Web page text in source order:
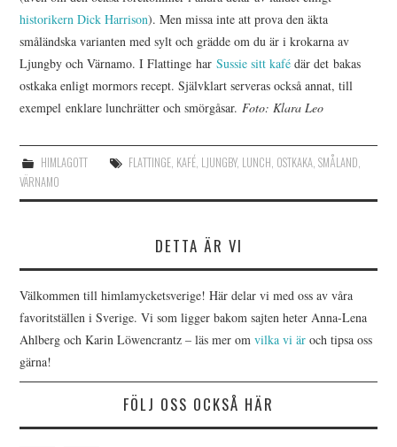
historikern Dick Harrison). Men missa inte att prova den äkta
småländska varianten med sylt och grädde om du är i krokarna av
Ljungby och Värnamo. I Flattinge harSussie sitt kafé där det bakas
ostkaka enligt mormors recept. Självklart serveras också annat, till
exempel enklare lunchrätter och smörgåsar. Foto: Klara Leo
HIMLAGOTT FLATTINGE, KAFÉ, LJUNGBY, LUNCH OSTKAKA, SMÅLAND
VÄRNAMO
DETTA ÄR VI
Välkommen till himlamycketsverige! Här delar vi med oss av våra
favoritställen i Sverige. Vi som ligger bakom sajten heter Anna-Lena
Ahlberg och Karin Löwencrantz – läs mer omvilka vi är och tipsa oss
gärna!
FÖLJ OSS OCKSÅ HÄR